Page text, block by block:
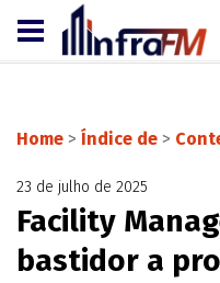
Home > Índice de >
23 de julho de 2025
Facility
bastidor a